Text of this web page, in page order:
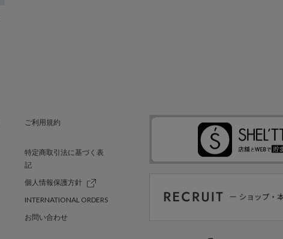
ご利用規約
特定商取引法に基づく表
記
個人情報保護方針
INTERNATIONAL ORDERS
お問い合わせ